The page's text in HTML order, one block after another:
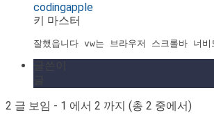
codingapple
키 마스터
잘했읍니다 vw는 브라우저 스크롤바 너
2 글 보임 - 1 에서 2 까지 (총 2 중에서)